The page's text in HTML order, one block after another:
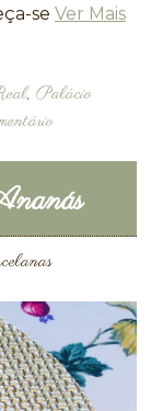
se Ver Mais
, Palácio